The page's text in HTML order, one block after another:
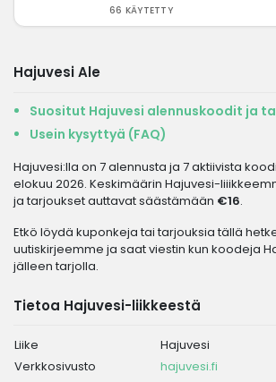
66 KÄYTETTY
Hajuvesi Ale
Suositut Hajuvesi alennuskoodit ja
Usein kysyttyä (FAQ)
Hajuvesi:lla on 7 alennusta ja 7 aktiivista
elokuu 2026. Keskimäärin Hajuvesi-
ja tarjoukset auttavat säästämään €16.
Etkö löydä kuponkeja tai tarjouksia tällä
uutiskirjeemme ja saat viestin kun koodeja
jälleen tarjolla.
Tietoa Hajuvesi-liikkeestä
Liike
Hajuvesi
Verkkosivusto
hajuvesi.fi